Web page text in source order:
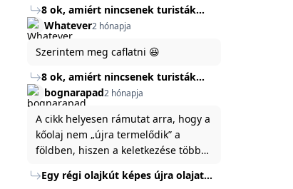
8 ok, amiért nincsenek turisták
Törökország Fekete-tenger felőli
partján
Whatever2 hónapja
Szerintem meg caflatni 😆
8 ok, amiért nincsenek turisták
Törökország Fekete-tenger felőli
partján
bognarapad2 hónapja
A cikk helyesen rámutat arra, hogy a
kőolaj nem „újra termelődik” a
földben, hiszen a keletkezése több
Energiaügyi Minisztériuma szerint a
Egy régi olajkút képes újra olajat